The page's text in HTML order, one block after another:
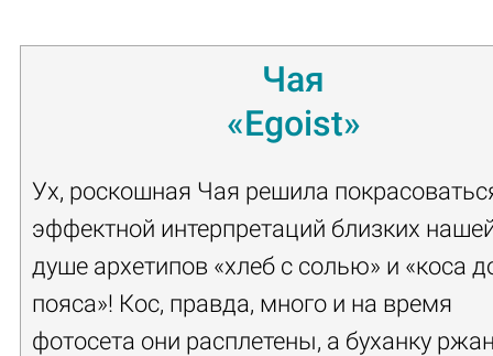
Чая
«Egoist»
Ух, роскошная Чая решила
эффектной интерпретаций близких
душе архетипов «хлеб с солью» и «коса
пояса»! Кос, правда, много и на время
фотосета они расплетены, а буханку